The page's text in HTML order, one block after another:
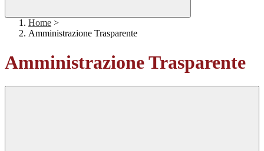
Home >
Amministrazione Trasparente
Amministrazione Trasparente